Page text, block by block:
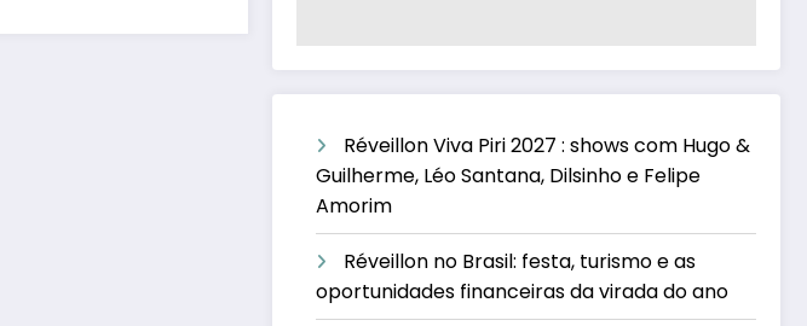
Réveillon Viva Piri 2027 : shows com Hugo &
Guilherme, Léo Santana, Dilsinho e Felipe
Amorim
Réveillon no Brasil: festa, turismo e as
oportunidades financeiras da virada do ano